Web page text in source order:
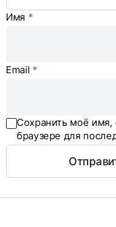
Имя *
Email *
Сохранить моё имя,
браузере для